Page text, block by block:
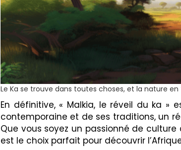
Le Ka se trouve dans toutes choses, et la nature
En définitive, « Malkia, le réveil du ka »
contemporaine et de ses traditions, un
Que vous soyez un passionné de
est le choix parfait pour découvrir